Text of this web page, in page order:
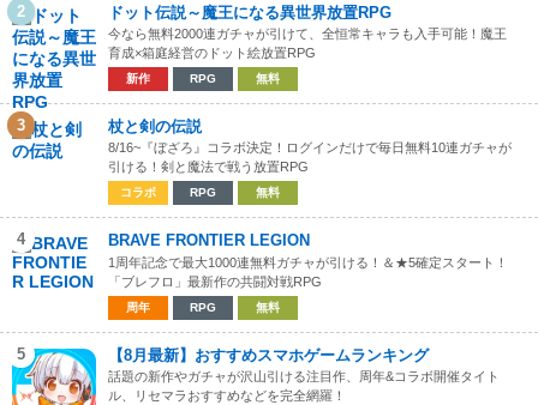
2 ドット伝説～魔王になる異世界放置RPG
今なら無料2000連ガチャが引けて、全恒常キャラも入手可能！魔王
育成×箱庭経営のドット絵放置RPG
新作 RPG 無料
3 杖と剣の伝説
8/16~『ぼざろ』コラボ決定！ログインだけで毎日無料10連ガチャが
引ける！剣と魔法で戦う放置RPG
コラボ RPG 無料
4 BRAVE FRONTIER LEGION
1周年記念で最大1000連無料ガチャが引ける！＆★5確定スタート！
「ブレフロ」最新作の共闘対戦RPG
周年 RPG 無料
5 【8月最新】おすすめスマホゲームランキング
話題の新作やガチャが沢山引ける注目作、周年&コラボ開催タイト
ル、リセマラおすすめなどを完全網羅！